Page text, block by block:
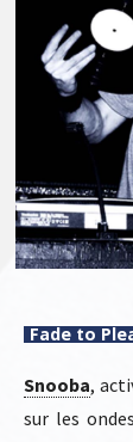
Fade to
Snooba,
sur les